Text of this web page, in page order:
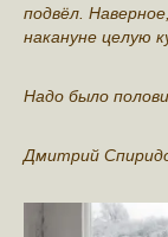
подвёл.
накануне цeлую
Надо было
Дмитpий